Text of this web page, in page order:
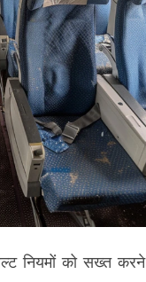
नियमों को सख्त